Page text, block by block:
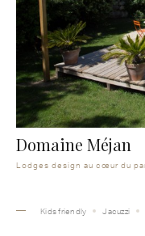
Domaine Méjan
Lodges design au cœur du
Kids friendly Jacuzzi